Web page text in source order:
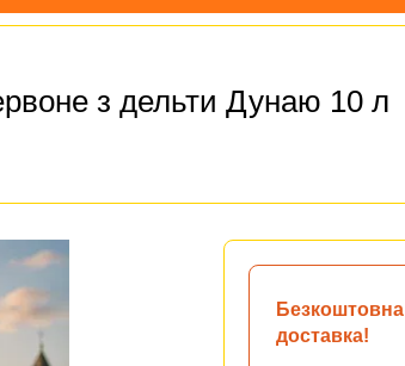
з дельти Дунаю 10 л
Безкоштовна
доставка!